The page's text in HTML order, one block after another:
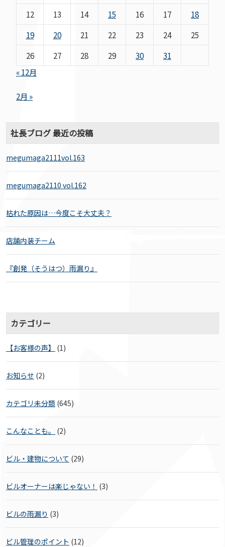
12
13 14 15 16 17
18
19
20 21 22 23 24
25
26
27 28 29 30
31
« 12月
2月 »
社長ブログ 最近の投稿
megumaga2111vol.163
megumaga2110 vol.162
枯れた原因は…今度こそ大丈夫？
店舗内装チーム
『創発（そうはつ）雨漏り』
カテゴリー
【お客様の声】 (1)
お知らせ (2)
カテゴリ未分類 (645)
こんなことも。 (2)
ビル・建物について (29)
ビルオーナーは楽じゃない！ (3)
ビルの雨漏り (3)
ビル管理のポイント (12)